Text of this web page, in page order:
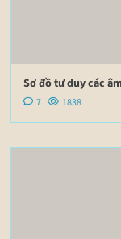
Sơ đồ tư duy các
7 1838